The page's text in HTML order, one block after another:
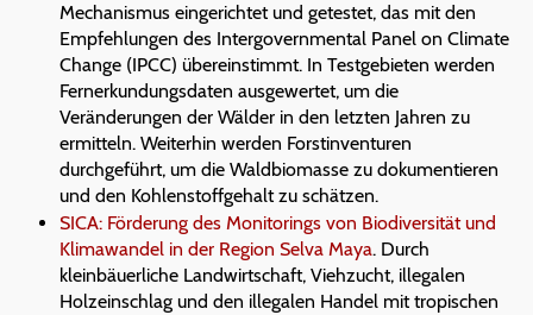
Mechanismus eingerichtet und getestet, das mit den
Empfehlungen des Intergovernmental Panel on Climate
Change (IPCC) übereinstimmt. In Testgebieten werden
Fernerkundungsdaten ausgewertet, um die
Veränderungen der Wälder in den letzten Jahren zu
ermitteln. Weiterhin werden Forstinventuren
durchgeführt, um die Waldbiomasse zu dokumentieren
und den Kohlenstoffgehalt zu schätzen.
SICA: Förderung des Monitorings von Biodiversität und
Klimawandel in der Region Selva Maya. Durch
kleinbäuerliche Landwirtschaft, Viehzucht, illegalen
Holzeinschlag und den illegalen Handel mit tropischen